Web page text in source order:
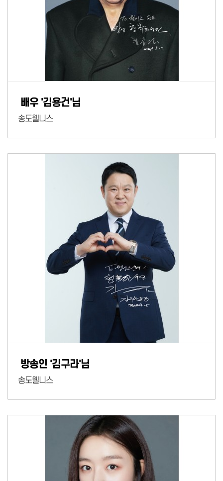
배우 '김용건'님
송도웰니스
방송인 '김구라'님
송도웰니스